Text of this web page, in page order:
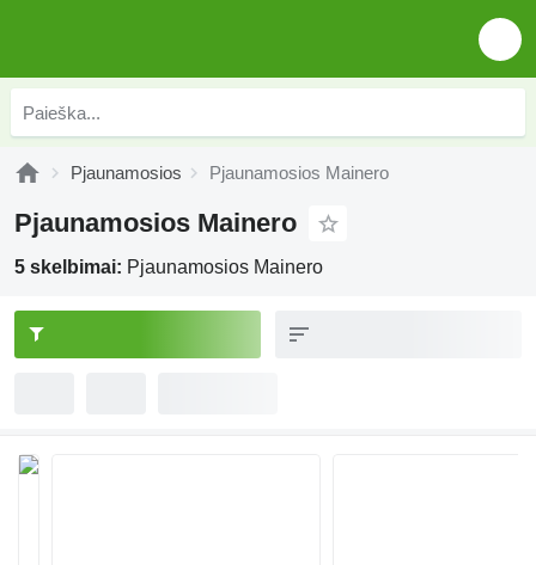
Pjaunamosios Pjaunamosios Mainero
Pjaunamosios Mainero
5 skelbimai: Pjaunamosios Mainero